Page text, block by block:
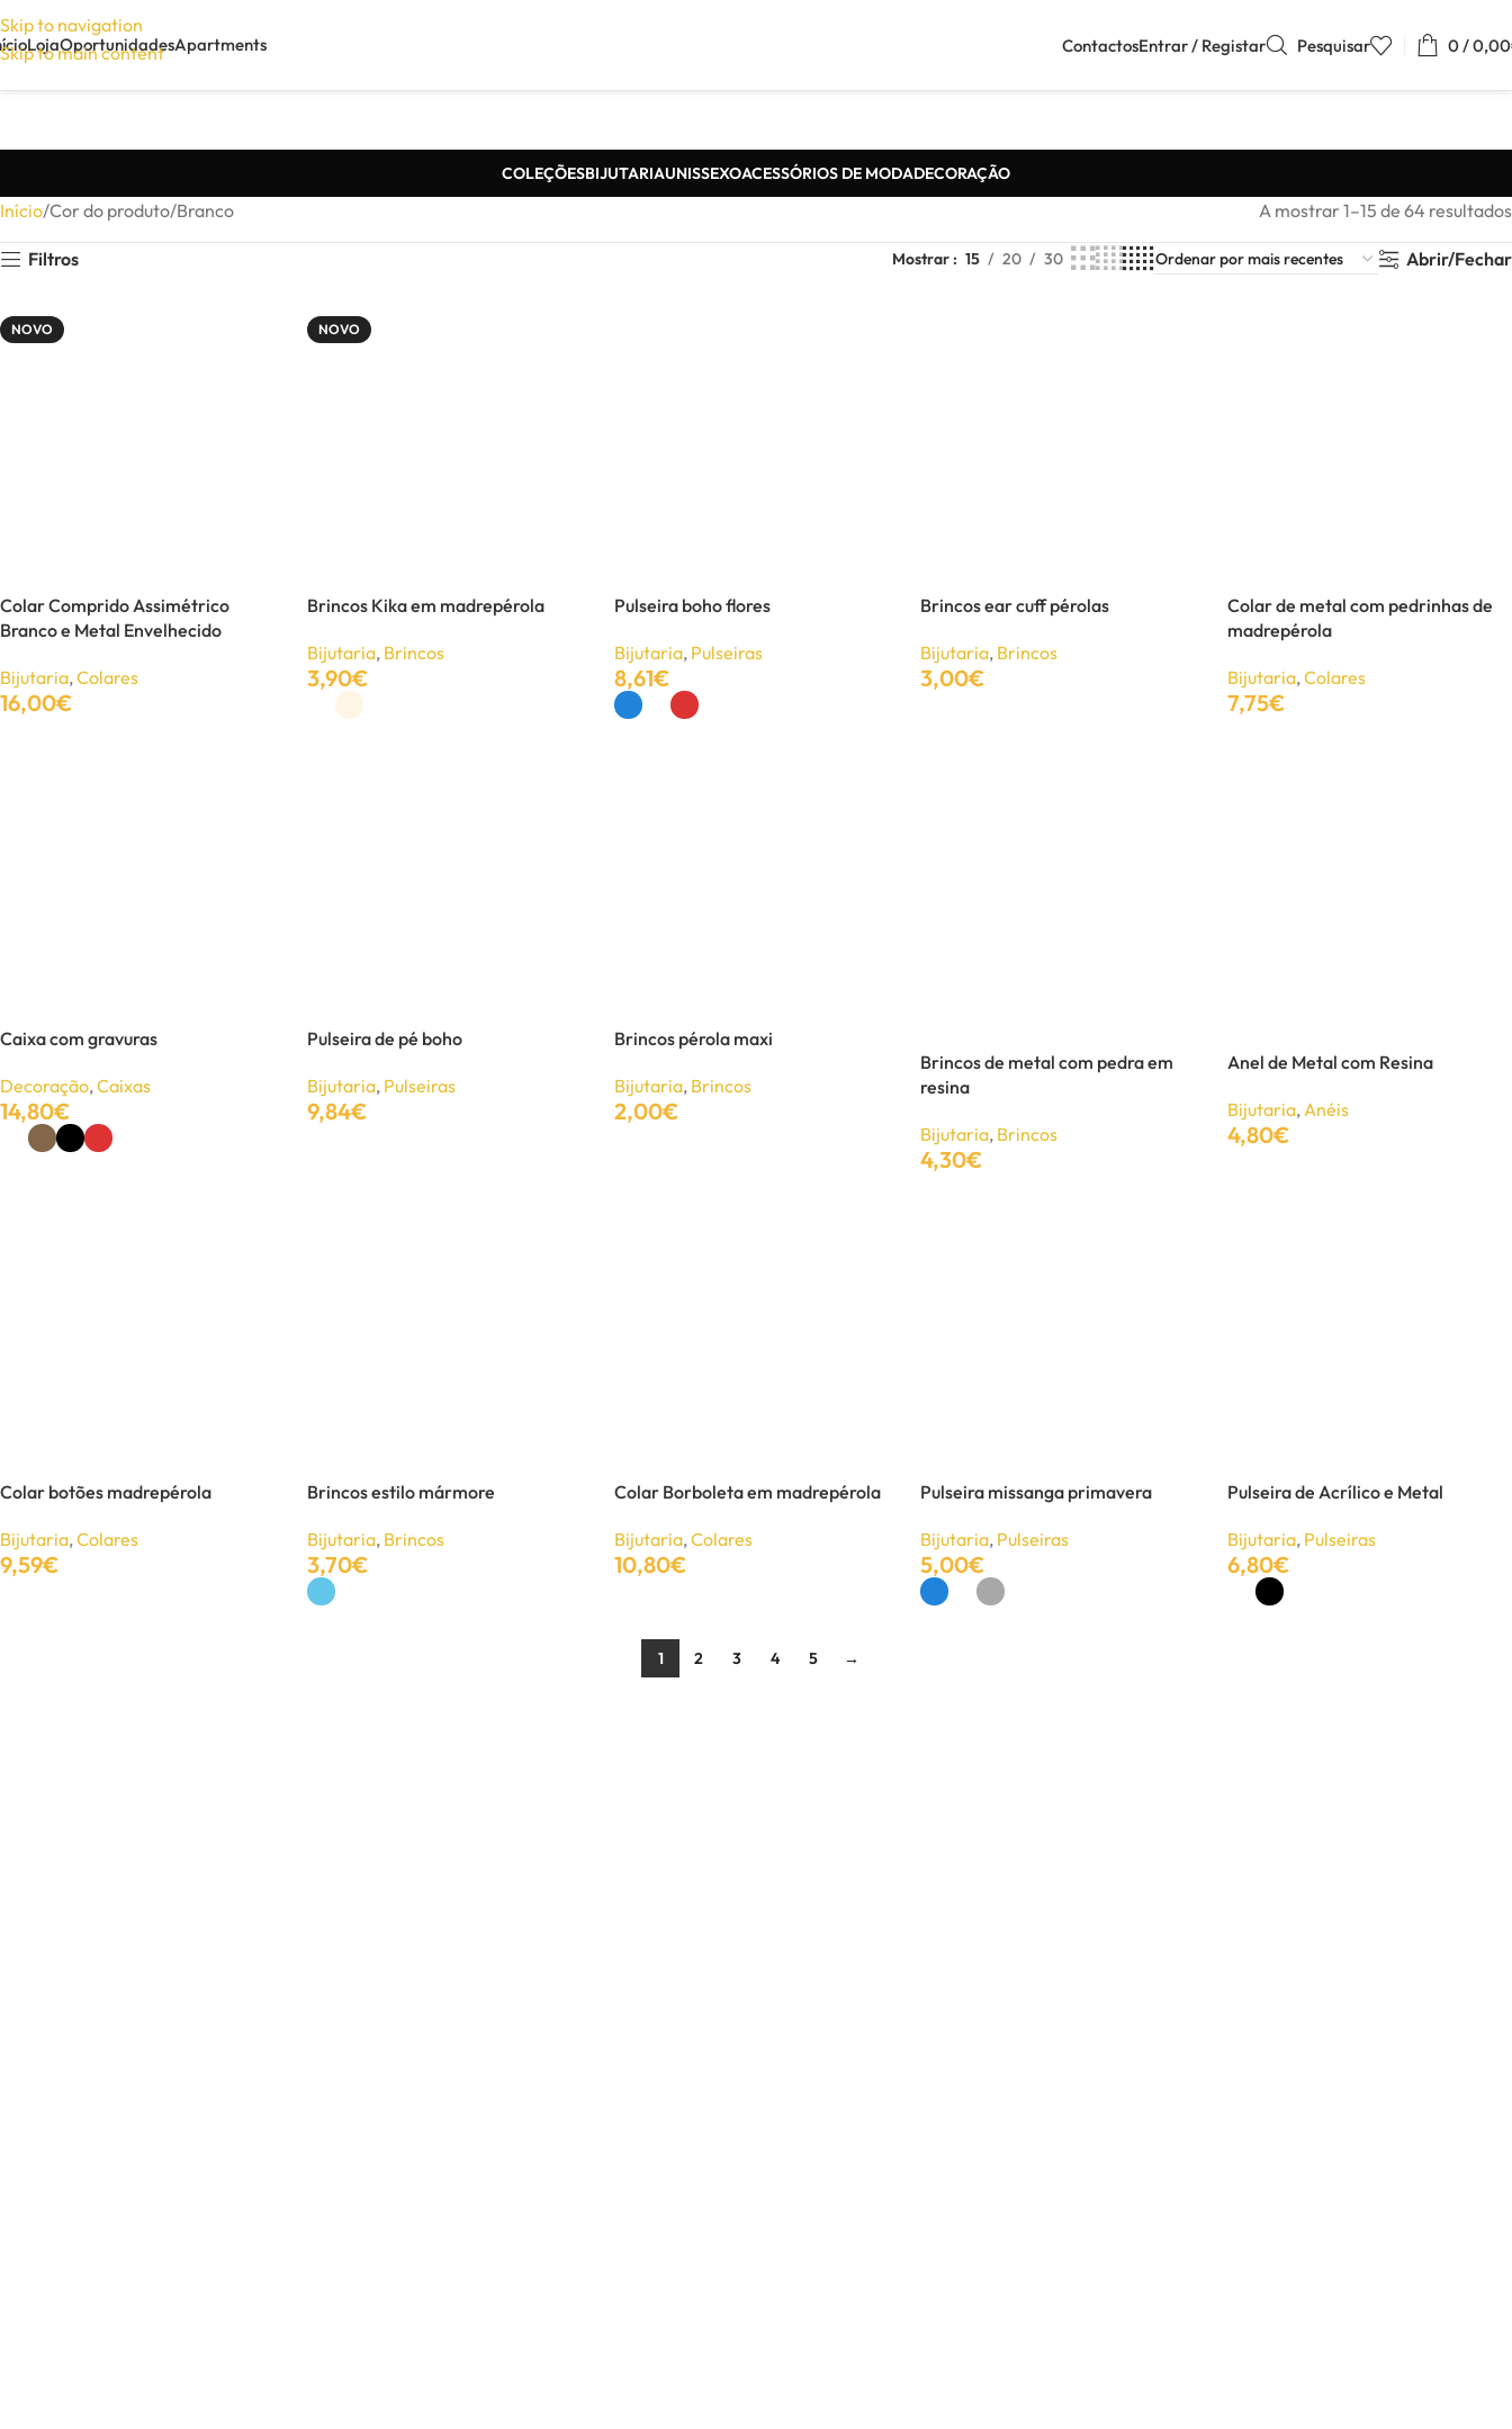
Skip to navigation
Skip to main content
Loja
BIJUTARIA
Brincos
Colares
Gargantilha de metal
OportunidadesApartments ContactosEntrar / Registar Pesquisar 0/0,00
COLEÇÕESBIJUTARIAUNISSEXOACESSÓRIOS DE MODADECORAÇÃO
Início Cor do produto Branco A mostrar 1–15 de 64 resultados
Filtros Mostrar 15 20 30 Abrir/Fechar
NOVO
Colar Comprido Assimétrico
Branco e Metal Envelhecido
Bijutaria, Colares
16,00€
NOVO
Brincos Kika em madrepérola
Bijutaria, Brincos
3,90€
Ver Opções
Pulseira boho flores
Bijutaria, Pulseiras
8,61€
Ver Opções
Brincos ear cuff pérolas
Bijutaria, Brincos
3,00€
Colar de metal com pedrinhas de
madrepérola
Bijutaria,Colares
7,75€
Caixa com gravuras
Decoração, Caixas
14,80€
Ver Opções
Pulseira de pé boho
Bijutaria, Pulseiras
9,84€
Brincos pérola maxi
Bijutaria, Brincos
2,00€
Brincos de metal com pedra em
resina
Bijutaria, Brincos
4,30€
Anel de Metal com Resina
Bijutaria,Anéis
4,80€
Colar botões madrepérola
Bijutaria, Colares
9,59€
Brincos estilo mármore
Bijutaria, Brincos
3,70€
Ver Opções
Colar Borboleta em madrepérola
Bijutaria, Colares
10,80€
Pulseira missanga primavera
Bijutaria, Pulseiras
5,00€
Ver Opções
Pulseira de Acrílico e Metal
Bijutaria, Pulseiras
6,80€
Ver Opções
1 2 3 4 5 →